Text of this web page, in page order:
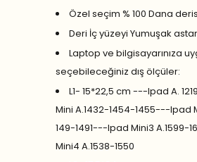
Özel seçim % 100 Dana
Deri İç yüzeyi Yumuşak
Laptop ve bilgisayarınıza
seçebileceğiniz dış ölçüler:
L1- 15*22,5 cm ---Ipad A.
Mini A.1432-1454-1455---Ipad
149-1491---Ipad Mini3 A.1599-
Mini4 A.1538-1550